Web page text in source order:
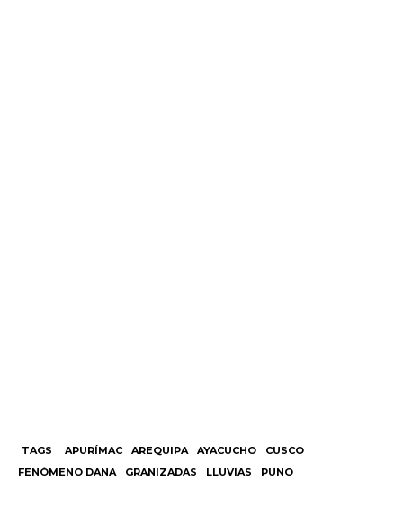
TAGS APURÍMAC AREQUIPA AYACUCHO
CUSCO
FENÓMENO DANA
GRANIZADAS LLUVIAS PUNO